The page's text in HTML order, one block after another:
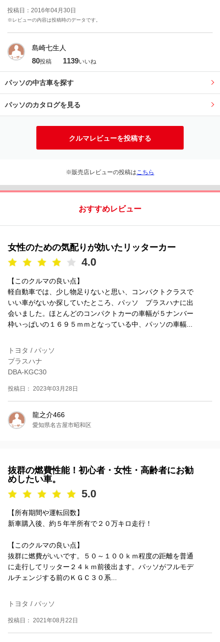
投稿日：2016年04月30日
※レビューの内容は投稿時のデータです。
島崎七生人
80投稿 1139いいね
パッソの中古車を探す
パッソのカタログを見る
クルマレビューを投稿する
※販売店レビューの投稿はこちら
おすすめレビュー
女性のための気配りが効いたリッターカー
4.0
【このクルマの良い点】
軽自動車では、少し物足りないと思い、コンパクトクラスで
いい車がないか探していたところ、パッソ プラスハナに出
会いました。ほとんどのコンパクトカーの車幅が５ナンバー
枠いっぱいの１６９５ｍｍとなっている中、パッソの車幅...
トヨタ / パッソ
プラスハナ
DBA-KGC30
投稿日： 2023年03月28日
龍之介466
愛知県名古屋市昭和区
抜群の燃費性能！初心者・女性・高齢者にお勧
めしたい車。
5.0
【所有期間や運転回数】
新車購入後、約５年半所有で２０万キロ走行！
【このクルマの良い点】
抜群に燃費がいいです。５０～１００ｋｍ程度の距離を普通
に走行してリッター２４ｋｍ前後出ます。パッソがフルモデ
ルチェンジする前のＫＧＣ３０系...
トヨタ / パッソ
投稿日： 2021年08月22日